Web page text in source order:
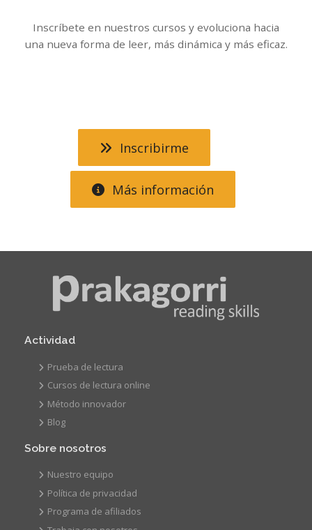
Inscríbete en nuestros cursos y evoluciona hacia
una nueva forma de leer, más dinámica y más eficaz.
Inscribirme
Más información
Actividad
Prueba de lectura
Cursos de lectura online
Método innovador
Blog
Sobre nosotros
Nuestro equipo
Política de privacidad
Programa de afiliados